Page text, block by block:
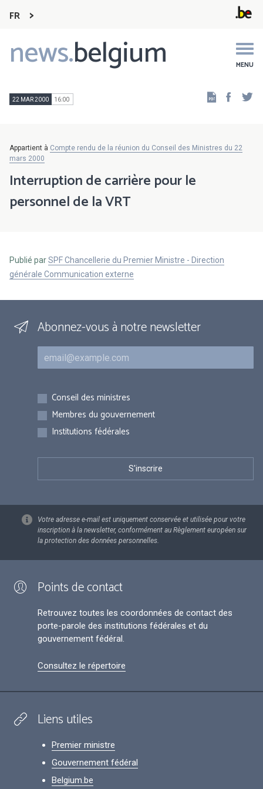
FR
news.belgium MENU
Main
navigation
22 MAR 2000 16:00
Appartient à Compte rendu de la réunion du Conseil des Ministres du 22
mars 2000
Interruption de carrière pour le
personnel de la VRT
Publié parSPF Chancellerie du Premier Ministre - Direction
générale Communication externe
Abonnez-vous à notre newsletter
Courriel
Inscriptions
Conseil des ministres
Membres du gouvernement
Institutions fédérales
Votre adresse e-mail est uniquement conservée et utilisée pour votre
inscription à la newsletter, conformément au Règlement européen sur
la protection des données personnelles.
Points de contact
Retrouvez toutes les coordonnées de contact des
porte-parole des institutions fédérales et du
gouvernement fédéral.
Consultez le répertoire
Liens utiles
Premier ministre
Gouvernement fédéral
Belgium.be